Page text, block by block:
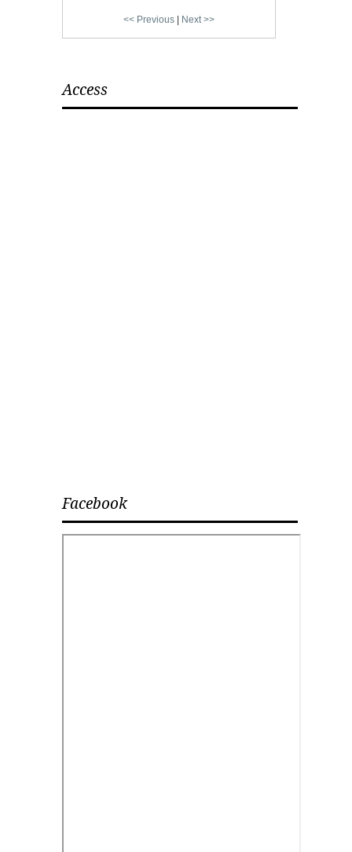
<< Previous| Next >>
Access
Facebook